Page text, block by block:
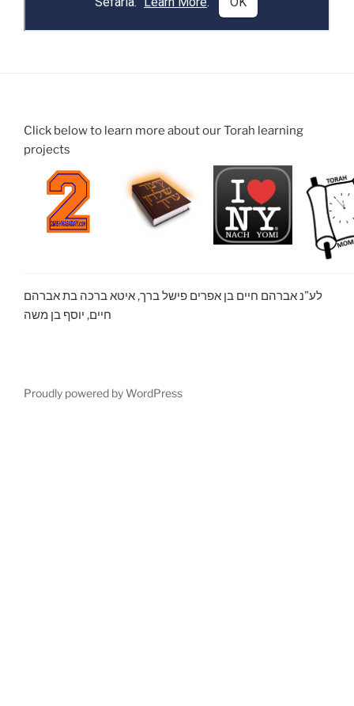
Click below to learn more about our Torah learning
projects
לע”נ אברהם חיים בן אפרים פישל ברך, איטא ברכה בת אברהם
חיים, יוסף בן משה
Proudly powered by WordPress